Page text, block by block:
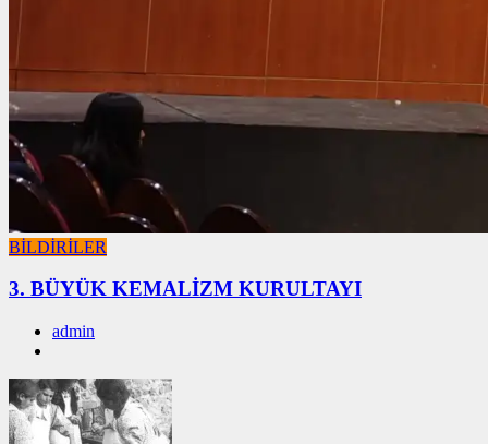
BİLDİRİLER
3. BÜYÜK KEMALİZM KURULTAYI
admin